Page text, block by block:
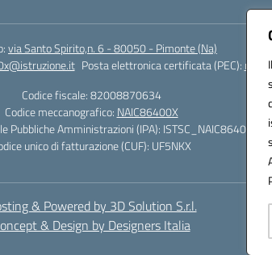
via Santo Spirito,n. 6 - 80050 - Pimonte (Na)
Posta elettronica certificata (PEC):
Codice fiscale: 82008870634
Codice meccanografico: NAIC86400X
Pubbliche Amministrazioni (IPA): ISTSC_NAIC86400X
unico di fatturazione (CUF): UF5NKX
& Powered by 3D Solution S.r.l.
& Design by Designers Italia